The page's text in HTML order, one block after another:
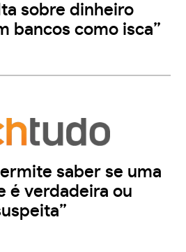
sobre dinheiro
bancos como isca”
saber se uma
é verdadeira ou